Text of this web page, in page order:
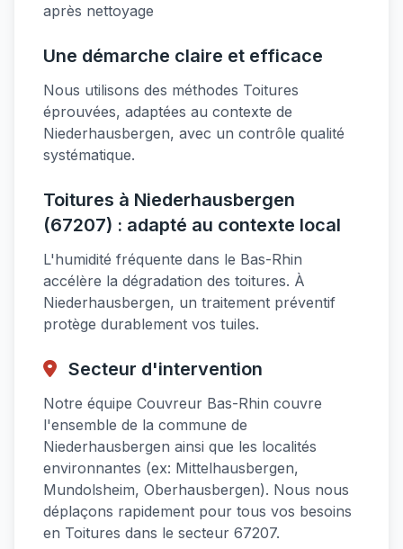
après nettoyage
Une démarche claire et efficace
Nous utilisons des méthodes Toitures
éprouvées, adaptées au contexte de
Niederhausbergen, avec un contrôle qualité
systématique.
Toitures à Niederhausbergen
(67207) : adapté au contexte local
L'humidité fréquente dans le Bas-Rhin
accélère la dégradation des toitures. À
Niederhausbergen, un traitement préventif
protège durablement vos tuiles.
Secteur d'intervention
Notre équipe Couvreur Bas-Rhin couvre
l'ensemble de la commune de
Niederhausbergen ainsi que les localités
environnantes (ex: Mittelhausbergen,
Mundolsheim, Oberhausbergen). Nous nous
déplaçons rapidement pour tous vos besoins
en Toitures dans le secteur 67207.